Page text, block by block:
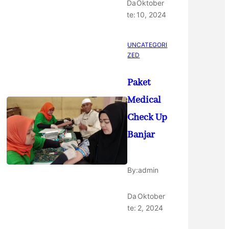
Da
te:
Oktober
10, 2024
UNCATEGORI
ZED
Paket
Medical
Check Up
Banjar
By:admin
Da
te:
Oktober
2, 2024